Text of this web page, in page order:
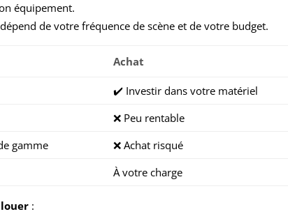
équipement.
de votre fréquence de scène et de votre budget.
Achat
✔️ Investir dans votre matériel
❌ Peu rentable
gamme
❌ Achat risqué
À votre charge
: